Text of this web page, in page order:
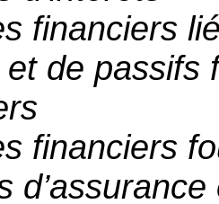
financiers
et de
financiers